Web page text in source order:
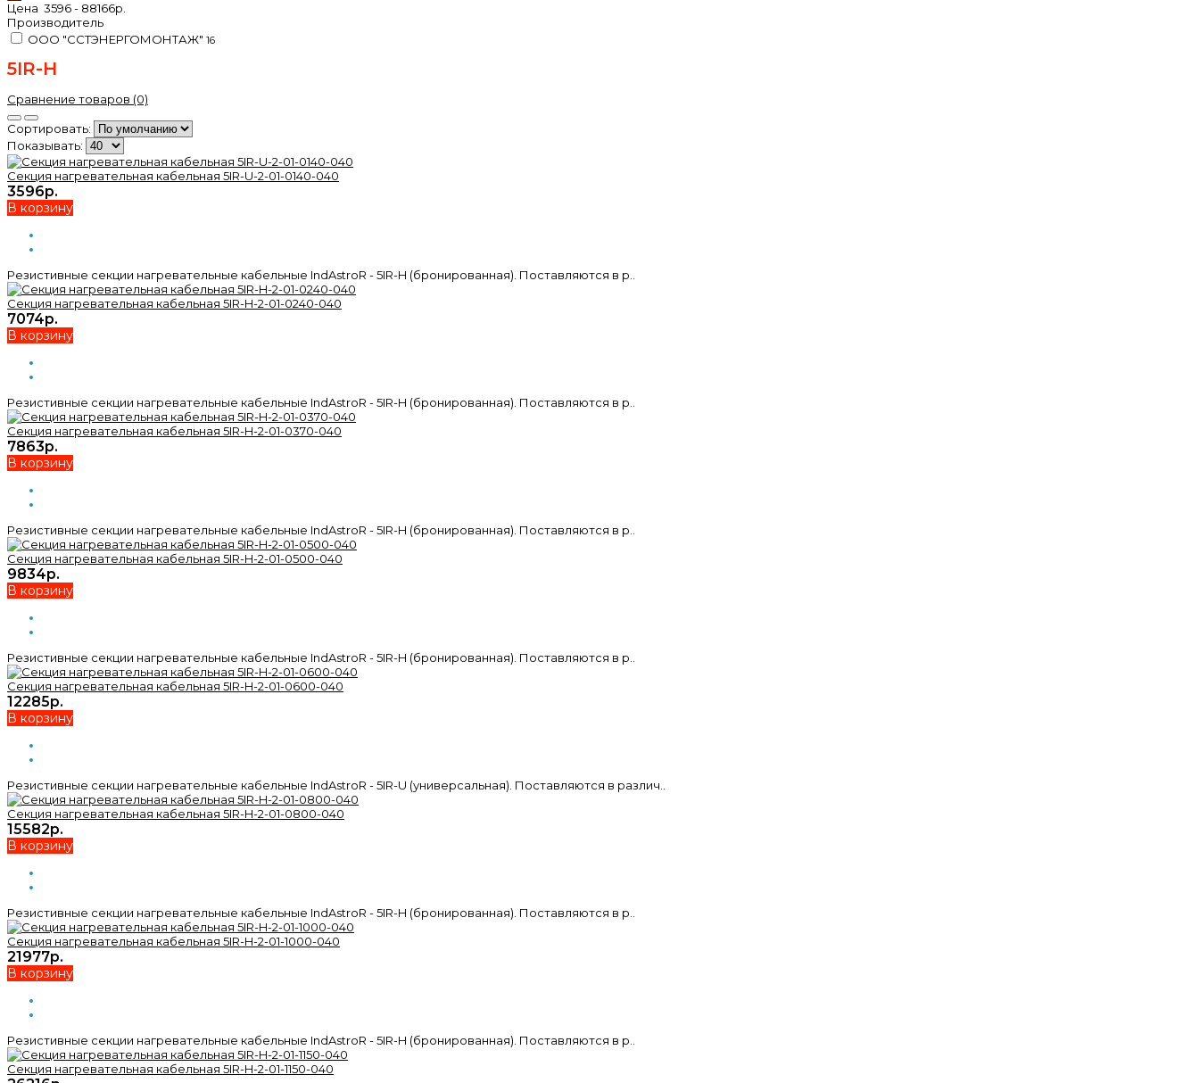
Цена 3596- 88166р.
Производитель
ООО "ССТЭНЕРГОМОНТАЖ" 16
5IR-H
Сравнение товаров (0)
Сортировать:
Показывать:
Секция нагревательная кабельная 5IR-U-2-01-0140-040
3596р.
В корзину
Резистивные секции нагревательные кабельные IndAstroR - 5IR-H (бронированная). Поставляются в р..
Секция нагревательная кабельная 5IR-H-2-01-0240-040
7074р.
В корзину
Резистивные секции нагревательные кабельные IndAstroR - 5IR-H (бронированная). Поставляются в р..
Секция нагревательная кабельная 5IR-H-2-01-0370-040
7863р.
В корзину
Резистивные секции нагревательные кабельные IndAstroR - 5IR-H (бронированная). Поставляются в р..
Секция нагревательная кабельная 5IR-H-2-01-0500-040
9834р.
В корзину
Резистивные секции нагревательные кабельные IndAstroR - 5IR-H (бронированная). Поставляются в р..
Секция нагревательная кабельная 5IR-H-2-01-0600-040
12285р.
В корзину
Резистивные секции нагревательные кабельные IndAstroR - 5IR-U (универсальная). Поставляются в различ..
Секция нагревательная кабельная 5IR-H-2-01-0800-040
15582р.
В корзину
Резистивные секции нагревательные кабельные IndAstroR - 5IR-H (бронированная). Поставляются в р..
Секция нагревательная кабельная 5IR-H-2-01-1000-040
21977р.
В корзину
Резистивные секции нагревательные кабельные IndAstroR - 5IR-H (бронированная). Поставляются в р..
Секция нагревательная кабельная 5IR-H-2-01-1150-040